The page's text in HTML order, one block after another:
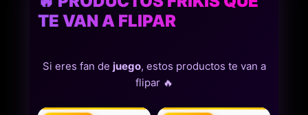
TE VAN A FLIPAR
Si eres fan de juego, estos productos te van a
flipar 🔥